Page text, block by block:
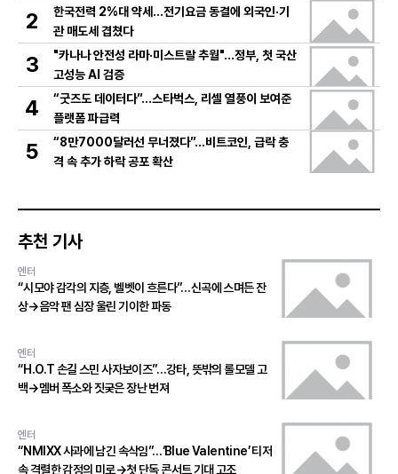
2
한국전력 2%대 약세…전기요금 동결에 외국인·기
관 매도세 겹쳤다
3
"카나나 안전성 라마·미스트랄 추월"…정부, 첫 국산
고성능 AI 검증
4
“굿즈도 데이터다”…스타벅스, 리셀 열풍이 보여준
플랫폼 파급력
5
“8만7000달러선 무너졌다”…비트코인, 급락 충
격 속 추가 하락 공포 확산
추천 기사
엔터
“시모야 감각의 지층, 벨벳이 흐른다”…신곡에 스며든 잔
상→음악 팬 심장 울린 기이한 파동
엔터
“H.O.T 손길 스민 사자보이즈”…강타, 뜻밖의 롤모델 고
백→멤버 폭소와 짓궂은 장난 번져
엔터
“NMIXX 사과에 남긴 속삭임”…‘Blue Valentine’ 티저
속 격렬한 감정의 미로→첫 단독 콘서트 기대 고조